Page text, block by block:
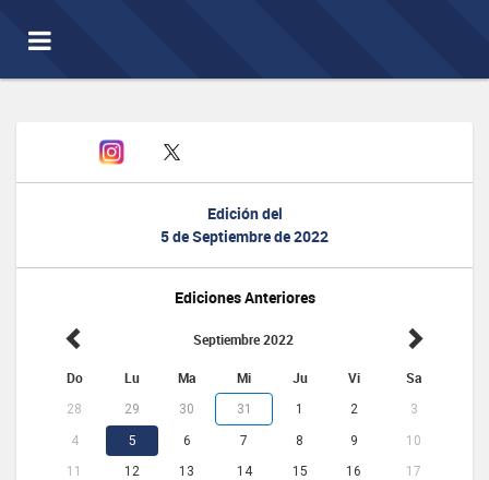
Toggle
navigation
Edición del
5 de Septiembre de 2022
Ediciones Anteriores
Septiembre 2022
Do Lu Ma Mi Ju Vi Sa
28 29 30 31 1 2 3
4 5 6 7 8 9
10
11
12 13 14 15 16
17